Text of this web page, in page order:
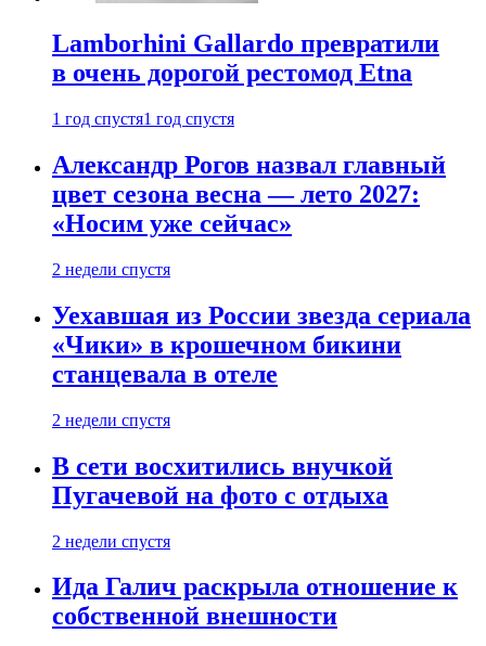
Lamborhini Gallardo превратили
в очень дорогой рестомод Etna
1 год спустя1 год спустя
Александр Рогов назвал главный
цвет сезона весна — лето 2027:
«Носим уже сейчас»
2 недели спустя
Уехавшая из России звезда сериала
«Чики» в крошечном бикини
станцевала в отеле
2 недели спустя
В сети восхитились внучкой
Пугачевой на фото с отдыха
2 недели спустя
Ида Галич раскрыла отношение к
собственной внешности